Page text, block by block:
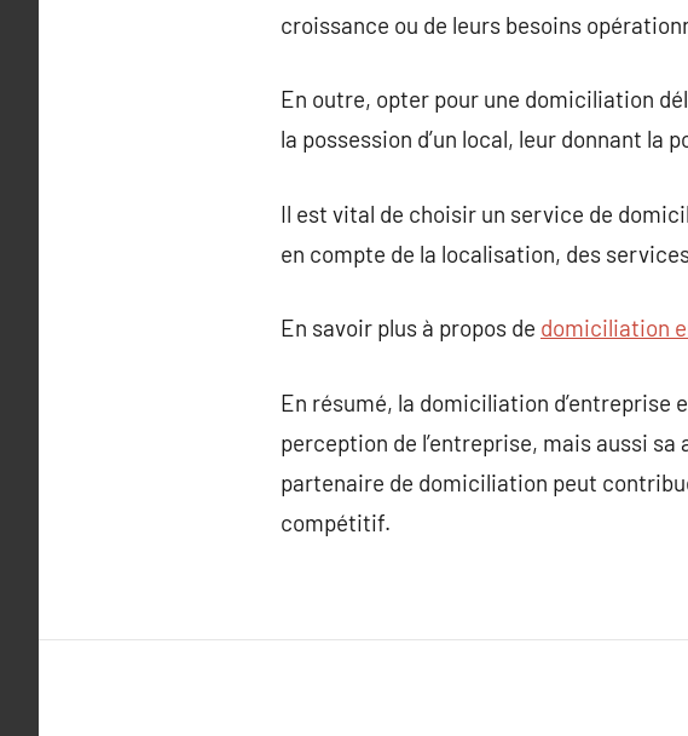
croissance ou de leurs besoins
En outre, opter pour une domiciliation
la possession d’un local, leur donnant
Il est vital de choisir un service de
en compte de la localisation, des
En savoir plus à propos de domiciliation
En résumé, la domiciliation d’entreprise
perception de l’entreprise, mais aussi
partenaire de domiciliation peut
compétitif.